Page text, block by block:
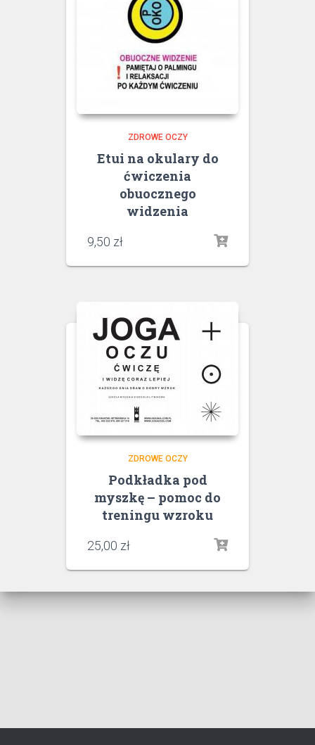
ZDROWE OCZY
Etui na okulary do
ćwiczenia
obuocznego
widzenia
9,50 zł
ZDROWE OCZY
Podkładka pod
myszkę – pomoc do
treningu wzroku
25,00 zł